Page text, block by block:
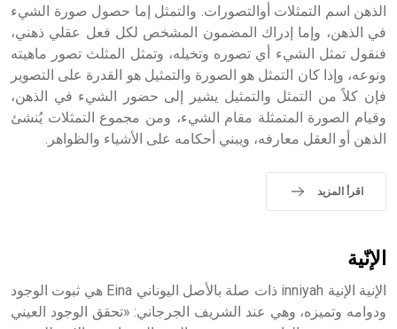
- هل تعلم أن الأبجدية الكنعانية تتألف من /22/ علامة كتابية
sign تكتب منفصلة غير متصلة، وتعتمد المبدأ الأكوروفوني،
حيث تقتصر القيمة الصوتية للعلامة الك
الذهن اسم التمثلات أوالتصورات. والتمثل إما حصول صورة الشيء
في الذهن، وإما إدراك المضمون المشخص لكل فعل عقلي ذهني،
فنقول تمثل الشيء أي تصوره وتخيله، وتمثل المثلث تصور ماهيته
ونوعه، وإذا كان التمثل هو الصورة والتمثيل هو القدرة على التصوير
فإن كلاً من التمثل والتمثيل يشير إلى حضور الشيء في الذهن،
وقيام الصورة المتمثلة مقام الشيء، ومن مجموع التمثلات يُنشئ
الذهن أو العقل معارفه، ويبني أحكامه على الأشياء والظواهر.
اقرأ المزيد
الإنّية
الإنية الإنية inniyah ذات صلة بالأصل اليوناني Eina هي ثبوت الوجود
ودوامه وتميزه، وهي عند الشريف الجرجاني: «تحقق الوجود العيني